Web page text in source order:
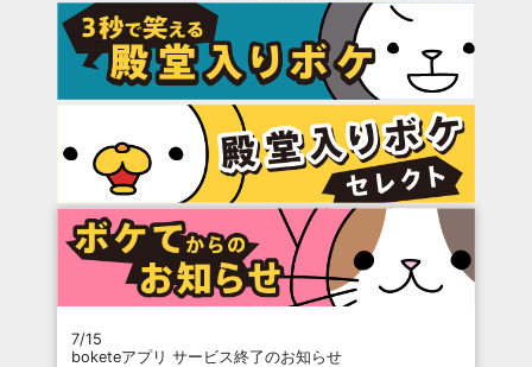
7/15
boketeアプリ サービス終了のお知らせ